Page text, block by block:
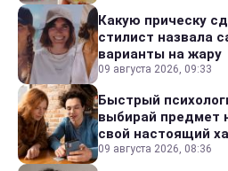
Какую прическу
стилист назвала
варианты на жару
09 августа 2026, 09:33
Быстрый
выбирай предмет
свой настоящий
09 августа 2026, 08:36